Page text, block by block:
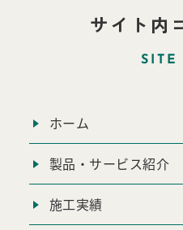
サイト内
SITE
ホーム
製品・サービス紹介
施工実績